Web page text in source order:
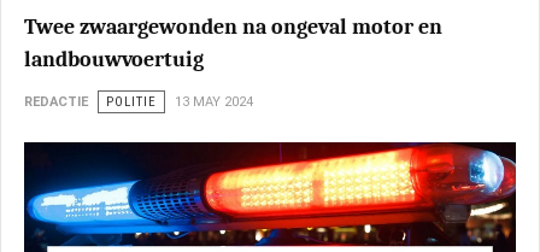
Twee zwaargewonden na ongeval motor en
landbouwvoertuig
REDACTIE POLITIE 13 MAY 2024